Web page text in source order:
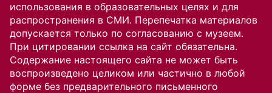
использования в образовательных целях и для
распространения в СМИ. Перепечатка материалов
допускается только по согласованию с музеем.
При цитировании ссылка на сайт обязательна.
Содержание настоящего сайта не может быть
воспроизведено целиком или частично в любой
форме без предварительного письменного